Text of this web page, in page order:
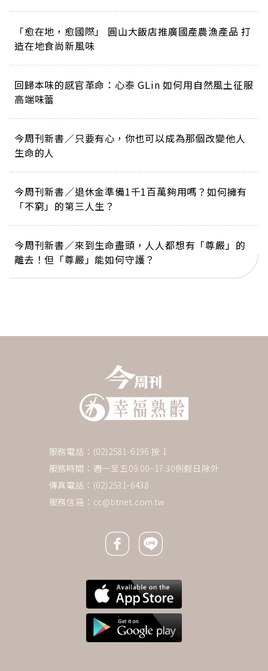
「愈在地，愈國際」 圓山大飯店推廣國產農漁產品 打
造在地食尚新風味
回歸本味的感官革命：心泰 GLin 如何用自然風土征服
高端味蕾
今周刊新書／只要有心，你也可以成為那個改變他人
生命的人
今周刊新書／退休金準備1千1百萬夠用嗎？如何擁有
「不窮」的第三人生？
今周刊新書／來到生命盡頭，人人都想有「尊嚴」的
離去！但「尊嚴」能如何守護？
服務電話：(02)2581-6196 按 1
服務時間：週一至五09:00~17:30例假日除外
傳真電話：(02)2531-6438
服務信箱： cc@btnet.com.tw
Facebook icon
Line icon